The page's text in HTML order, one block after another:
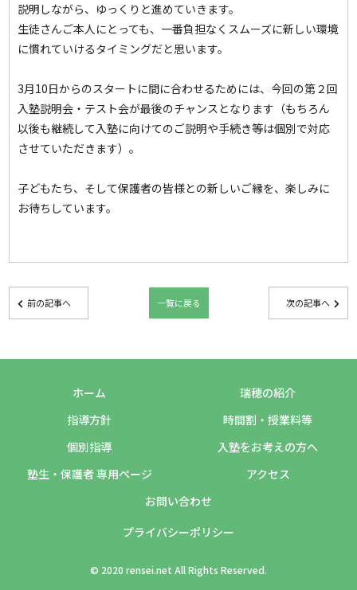
説明しながら、ゆっくりと進めていきます。
生徒さんご本人にとっても、一番負担なくスムーズに新しい環境
に慣れていけるタイミングだと思います。
3月10日からのスタートに間に合わせるためには、今回の第２回
入塾説明会・テスト会が最後のチャンスとなります（もちろん
以後も継続して入塾に向けてのご説明や手続き等は個別で対応
させていただきます）。
子どもたち、そして保護者の皆様との新しいご縁を、楽しみに
お待ちしています。
前の記事へ 一覧に戻る 次の記事へ
ホーム
瑞穂の紹介
指導方針
時間割・授業料等
個別指導
入塾をお考えの方へ
塾生・保護者 専用ページ
アクセス
お問い合わせ
プライバシーポリシー
© 2020 rensei.net All Rights Reserved.